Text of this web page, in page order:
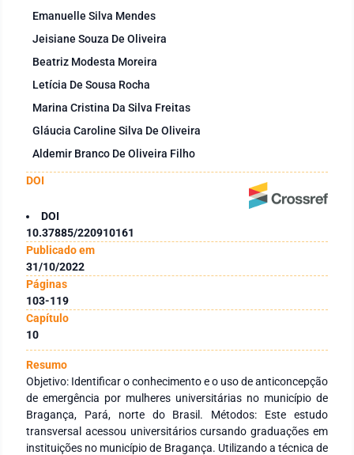
Emanuelle Silva Mendes
Jeisiane Souza De Oliveira
Beatriz Modesta Moreira
Letícia De Sousa Rocha
Marina Cristina Da Silva Freitas
Gláucia Caroline Silva De Oliveira
Aldemir Branco De Oliveira Filho
DOI
DOI
10.37885/220910161
Publicado em
31/10/2022
Páginas
103-119
Capítulo
10
Resumo
Objetivo: Identificar o conhecimento e o uso de anticoncepção
de emergência por mulheres universitárias no município de
Bragança, Pará, norte do Brasil. Métodos: Este estudo
transversal acessou universitários cursando graduações em
instituições no município de Bragança. Utilizando a técnica de